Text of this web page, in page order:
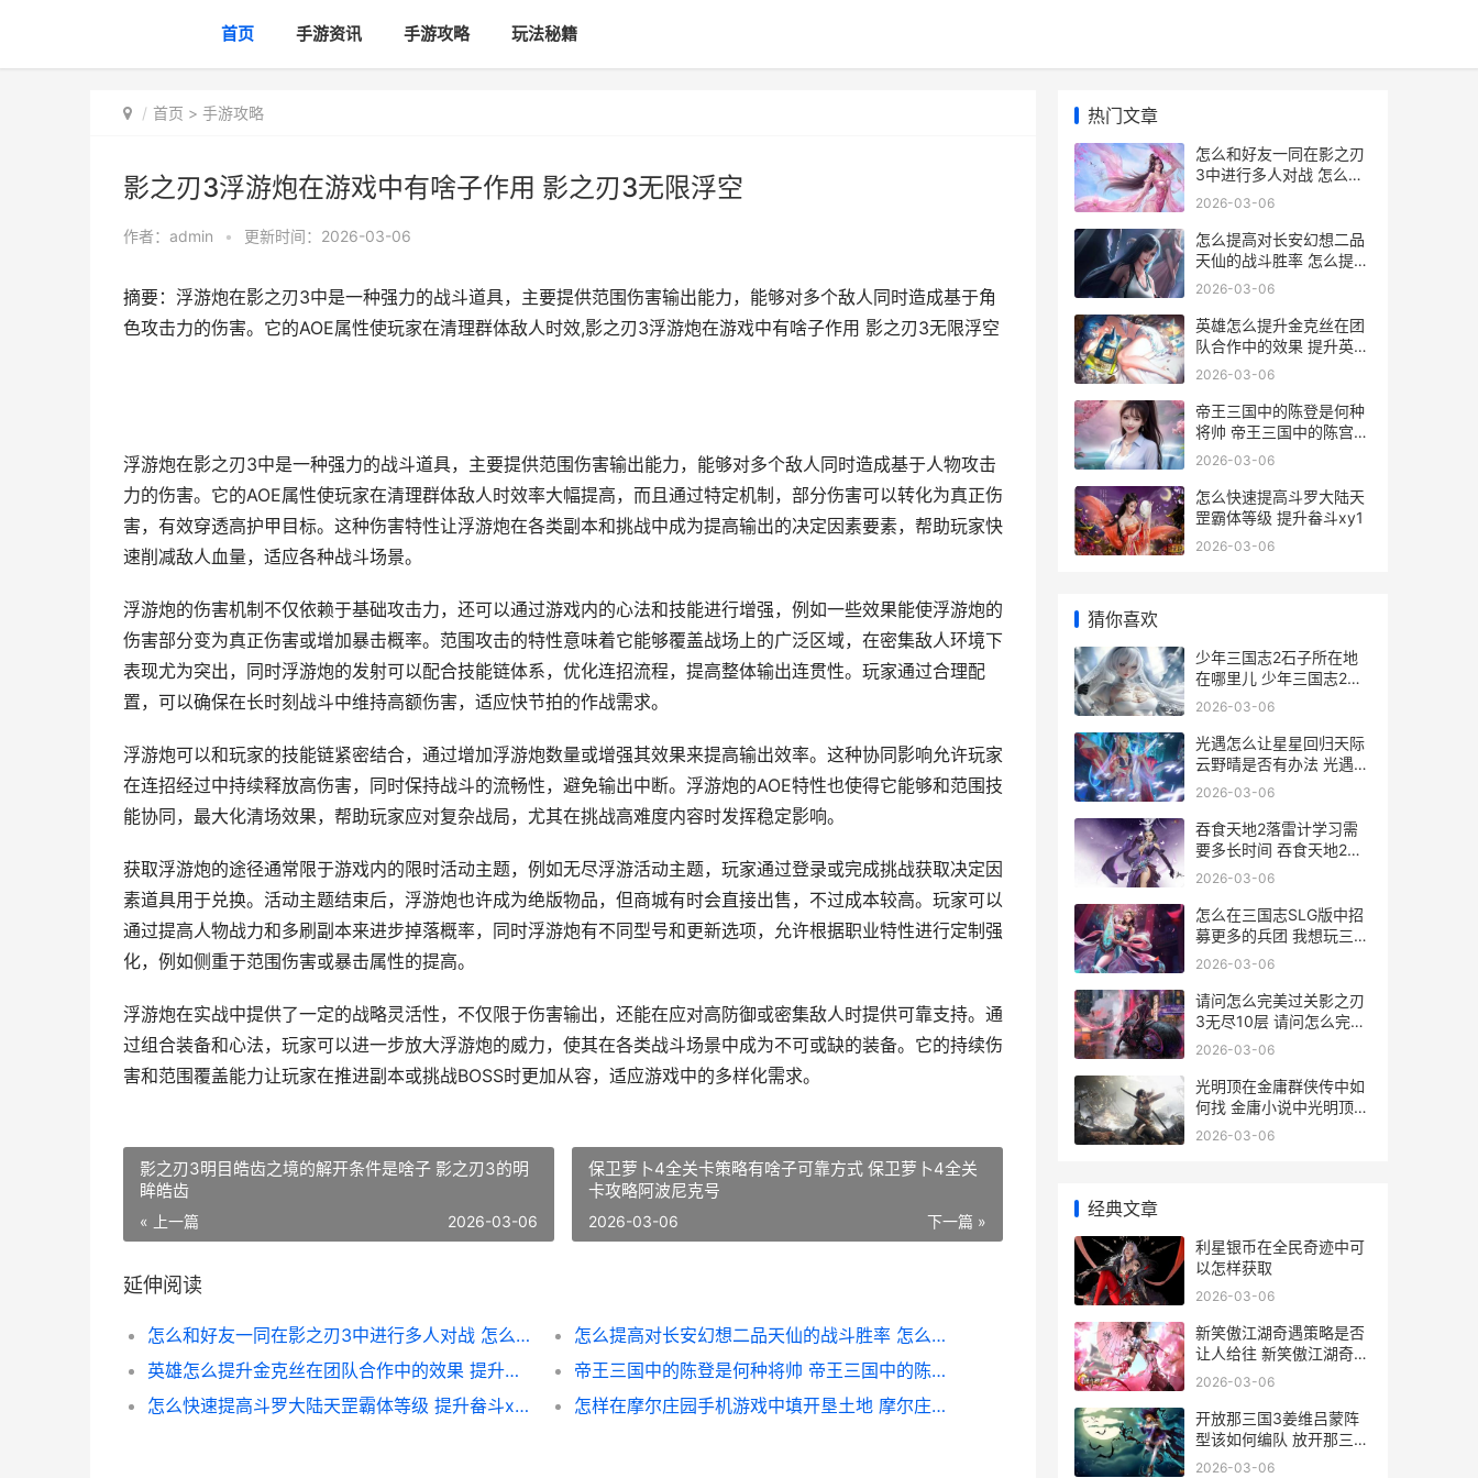
首页 手游资讯 手游攻略 玩法秘籍
首页 > 手游攻略
影之刃3浮游炮在游戏中有啥子作用 影之刃3无限浮空
作者： admin • 更新时间：2026-03-06
摘要：浮游炮在影之刃3中是一种强力的战斗道具，主要提供范围伤害输出能力，能够对多个敌人同时造成基于角
色攻击力的伤害。它的AOE属性使玩家在清理群体敌人时效,影之刃3浮游炮在游戏中有啥子作用 影之刃3无限浮空
浮游炮在影之刃3中是一种强力的战斗道具，主要提供范围伤害输出能力，能够对多个敌人同时造成基于人物攻击
力的伤害。它的AOE属性使玩家在清理群体敌人时效率大幅提高，而且通过特定机制，部分伤害可以转化为真正伤
害，有效穿透高护甲目标。这种伤害特性让浮游炮在各类副本和挑战中成为提高输出的决定因素要素，帮助玩家快
速削减敌人血量，适应各种战斗场景。
浮游炮的伤害机制不仅依赖于基础攻击力，还可以通过游戏内的心法和技能进行增强，例如一些效果能使浮游炮的
伤害部分变为真正伤害或增加暴击概率。范围攻击的特性意味着它能够覆盖战场上的广泛区域，在密集敌人环境下
表现尤为突出，同时浮游炮的发射可以配合技能链体系，优化连招流程，提高整体输出连贯性。玩家通过合理配
置，可以确保在长时刻战斗中维持高额伤害，适应快节拍的作战需求。
浮游炮可以和玩家的技能链紧密结合，通过增加浮游炮数量或增强其效果来提高输出效率。这种协同影响允许玩家
在连招经过中持续释放高伤害，同时保持战斗的流畅性，避免输出中断。浮游炮的AOE特性也使得它能够和范围技
能协同，最大化清场效果，帮助玩家应对复杂战局，尤其在挑战高难度内容时发挥稳定影响。
获取浮游炮的途径通常限于游戏内的限时活动主题，例如无尽浮游活动主题，玩家通过登录或完成挑战获取决定因
素道具用于兑换。活动主题结束后，浮游炮也许成为绝版物品，但商城有时会直接出售，不过成本较高。玩家可以
通过提高人物战力和多刷副本来进步掉落概率，同时浮游炮有不同型号和更新选项，允许根据职业特性进行定制强
化，例如侧重于范围伤害或暴击属性的提高。
浮游炮在实战中提供了一定的战略灵活性，不仅限于伤害输出，还能在应对高防御或密集敌人时提供可靠支持。通
过组合装备和心法，玩家可以进一步放大浮游炮的威力，使其在各类战斗场景中成为不可或缺的装备。它的持续伤
害和范围覆盖能力让玩家在推进副本或挑战BOSS时更加从容，适应游戏中的多样化需求。
影之刃3明目皓齿之境的解开条件是啥子 影之刃3的明
眸皓齿
« 上一篇 2026-03-06
保卫萝卜4全关卡策略有啥子可靠方式 保卫萝卜4全关
卡攻略阿波尼克号
下一篇 »
2026-03-06
延伸阅读
怎么和好友一同在影之刃3中进行多人对战 怎么和好友一同聊天
怎么提高对长安幻想二品天仙的战斗胜率 怎么提高对长安的认知
英雄怎么提升金克丝在团队合作中的效果 提升英雄等级
帝王三国中的陈登是何种将帅 帝王三国中的陈宫是谁
怎么快速提高斗罗大陆天罡霸体等级 提升畚斗xy1
怎样在摩尔庄园手机游戏中填开垦土地 摩尔庄园步骤
热门文章
怎么和好友一同在影之刃
3中进行多人对战 怎么和
好友一同聊天
2026-03-06
怎么提高对长安幻想二品
天仙的战斗胜率 怎么提高
对长安的认知
2026-03-06
英雄怎么提升金克丝在团
队合作中的效果 提升英雄
等级
2026-03-06
帝王三国中的陈登是何种
将帅 帝王三国中的陈宫是
谁
2026-03-06
怎么快速提高斗罗大陆天
罡霸体等级 提升畚斗xy1
2026-03-06
猜你喜欢
少年三国志2石子所在地
在哪里儿 少年三国志2觉
醒石
2026-03-06
光遇怎么让星星回归天际
云野晴是否有办法 光遇怎
么弄星星
2026-03-06
吞食天地2落雷计学习需
要多长时间 吞食天地2落
雷计怎么按啊
2026-03-06
怎么在三国志SLG版中招
募更多的兵团 我想玩三国
志游戏
2026-03-06
请问怎么完美过关影之刃
3无尽10层 请问怎么完美
过生日呢
2026-03-06
光明顶在金庸群侠传中如
何找 金庸小说中光明顶在
哪里
2026-03-06
经典文章
利星银币在全民奇迹中可
以怎样获取
2026-03-06
新笑傲江湖奇遇策略是否
让人给往 新笑傲江湖奇遇
洛阳琼枝散
2026-03-06
开放那三国3姜维吕蒙阵
型该如何编队 放开那三国
3新武将
2026-03-06